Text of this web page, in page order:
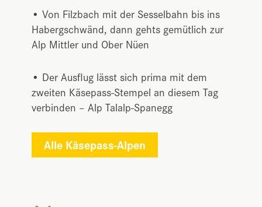
• Von Filzbach mit der Sesselbahn bis ins
Habergschwänd, dann gehts gemütlich zur
Alp Mittler und Ober Nüen
• Der Ausflug lässt sich prima mit dem
zweiten Käsepass-Stempel an diesem Tag
verbinden – Alp Talalp-Spanegg
Alle Käsepass-Alpen